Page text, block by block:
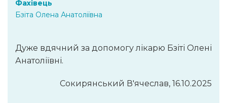
Фахівець
Бзіта Олена Анатоліївна
Дуже вдячний за допомогу лікарю Бзіті Олені
Анатоліївні.
Cокирянський В'ячеслав, 16.10.2025